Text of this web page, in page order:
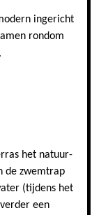
ingericht
rondom
het natuur-
de zwemtrap
(tijdens het
een